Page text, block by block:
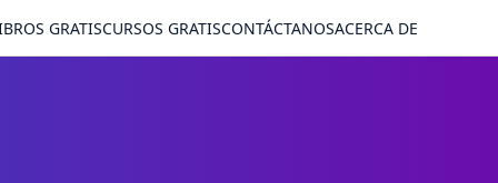
GRATISCURSOS GRATISCONTÁCTANOSACERCA DE